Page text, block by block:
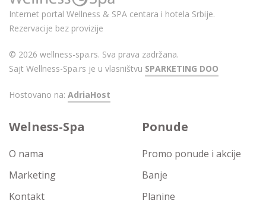
Internet portal Wellness & SPA centara i hotela Srbije.
Rezervacije bez provizije
© 2026 wellness-spa.rs. Sva prava zadržana.
Sajt Wellness-Spa.rs je u vlasništvu SPARKETING DOO
Hostovano na: AdriaHost
Welness-Spa
O nama
Marketing
Kontakt
Ponude
Promo ponude i akcije
Banje
Planine